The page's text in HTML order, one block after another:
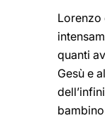
Lorenzo
quanti
Gesù e